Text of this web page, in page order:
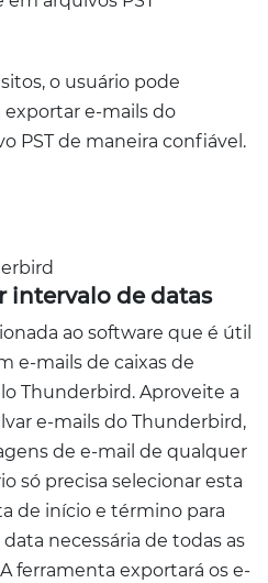
o usuário pode
exportar e-mails do
PST de maneira confiável.
intervalo de datas
ao software que é útil
e-mails de caixas de
Thunderbird. Aproveite a
e-mails do Thunderbird,
de e-mail de qualquer
só precisa selecionar esta
de início e término para
necessária de todas as
ferramenta exportará os e-